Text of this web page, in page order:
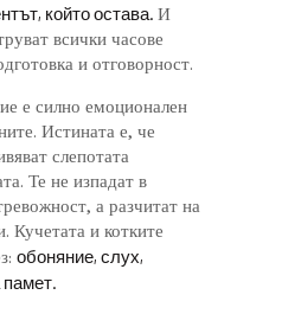
който остава. И
всички часове
и отговорност.
е силно емоционален
Истината е, че
слепотата
Те не изпадат в
а разчитат на
Кучетата и котките
обоняние, слух,
памет.